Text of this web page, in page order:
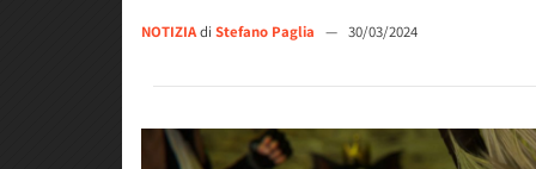
NOTIZIAdi Stefano Paglia — 30/03/2024